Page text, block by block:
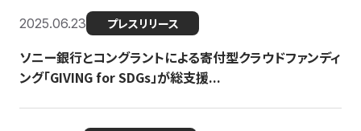
2025.06.23 プレスリリース
ソニー銀行とコングラントによる寄付型クラウドファンディ
ング「GIVING for SDGs」が総支援...